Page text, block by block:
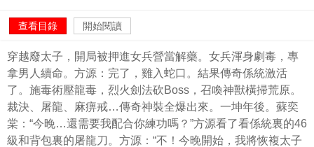
查看目錄 開始閱讀
穿越廢太子，開局被押進女兵營當解藥。女兵渾身劇毒，專
拿男人續命。方源：完了，雞入蛇口。結果傳奇係統激活
了。施毒術壓龍毒，烈火劍法砍Boss，召喚神獸橫掃荒原。
裁決、屠龍、麻痹戒…傳奇神裝全爆出來。一坤年後。蘇奕
棠：“今晚…還需要我配合你練功嗎？”方源看了看係統裏的46
級和背包裏的屠龍刀。方源：“不！今晚開始，我將恢複太子